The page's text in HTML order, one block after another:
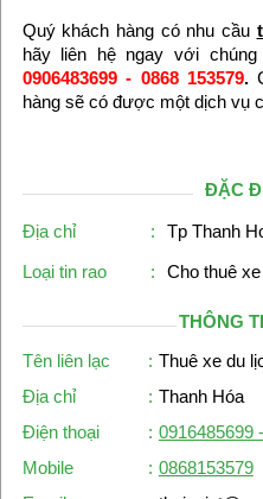
Quý khách hàng có nhu cầu
hãy liên hệ ngay với chúng
0906483699 - 0868 153579.
hàng sẽ có được một dịch vụ
ĐẶC
Địa chỉ :
Tp Thanh
Loại tin rao
: Cho thuê
THÔNG
Tên liên lạc
: Thuê xe du
Địa chỉ
: Thanh Hóa
Điện thoại
: 0916485699
Mobile
: 0868153579